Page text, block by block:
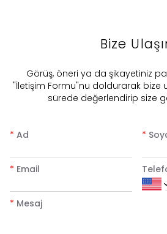
Bize
​Görüş, öneri ya da şikayetiniz
"İletişim Formu"nu doldurarak bize
sürede değerlendirip size
* Ad *
* Email
* Mesaj